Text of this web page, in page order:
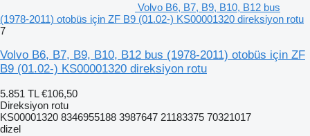
Volvo B6, B7, B9, B10, B12 bus
(1978-2011) otobüs için ZF B9 (01.02-) KS00001320 direksiyon rotu
7
Volvo B6, B7, B9, B10, B12 bus (1978-2011) otobüs için ZF
B9 (01.02-) KS00001320 direksiyon rotu
5.851 TL €106,50
Direksiyon rotu
KS00001320 8346955188 3987647 21183375 70321017
dizel